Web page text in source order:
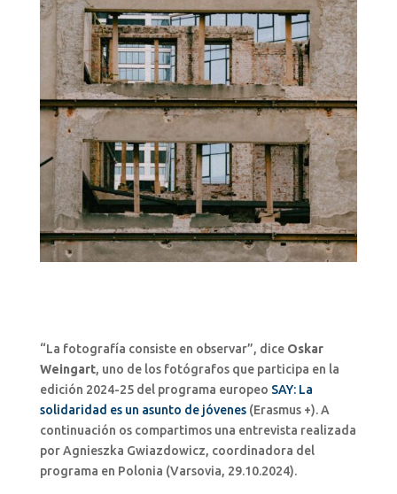
“La fotografía consiste en observar”, dice Oskar
Weingart, uno de los fotógrafos que participa en la
edición 2024-25 del programa europeo SAY: La
solidaridad es un asunto de jóvenes(Erasmus +). A
continuación os compartimos una entrevista realizada
por Agnieszka Gwiazdowicz, coordinadora del
programa en Polonia (Varsovia, 29.10.2024).